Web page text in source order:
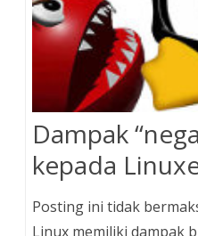
Dampak
kepada
Posting ini tidak
Linux memiliki dampak